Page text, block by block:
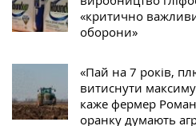
«критично
оборони»
«Пай на 7 років,
витиснути
каже фермер
оранку думають